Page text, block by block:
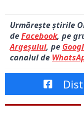
Urmărește știrile
deFacebook, pe
Argeșului, pe
canalul de